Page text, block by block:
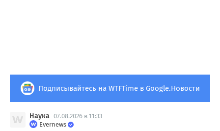
Подписывайтесь на WTFTime в Google.Новости
Наука 07.08.2026 в 11:33
Evernews